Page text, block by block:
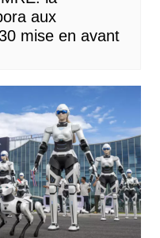
aux
mise en avant